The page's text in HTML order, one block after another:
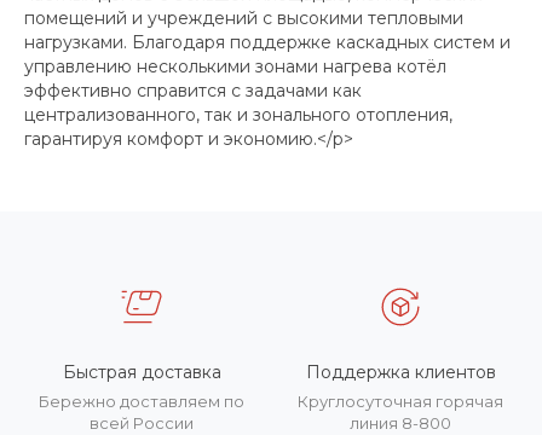
помещений и учреждений с высокими тепловыми
нагрузками. Благодаря поддержке каскадных систем и
управлению несколькими зонами нагрева котёл
эффективно справится с задачами как
централизованного, так и зонального отопления,
гарантируя комфорт и экономию.</p>
Быстрая доставка
Бережно доставляем по
всей России
Поддержка клиентов
Круглосуточная горячая
линия 8-800